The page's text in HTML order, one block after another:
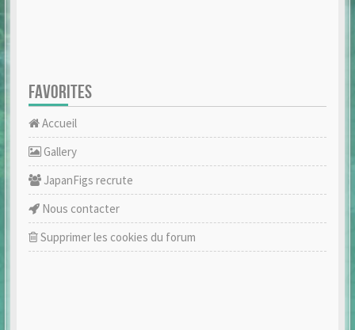
FAVORITES
Accueil
Gallery
JapanFigs recrute
Nous contacter
Supprimer les cookies du forum